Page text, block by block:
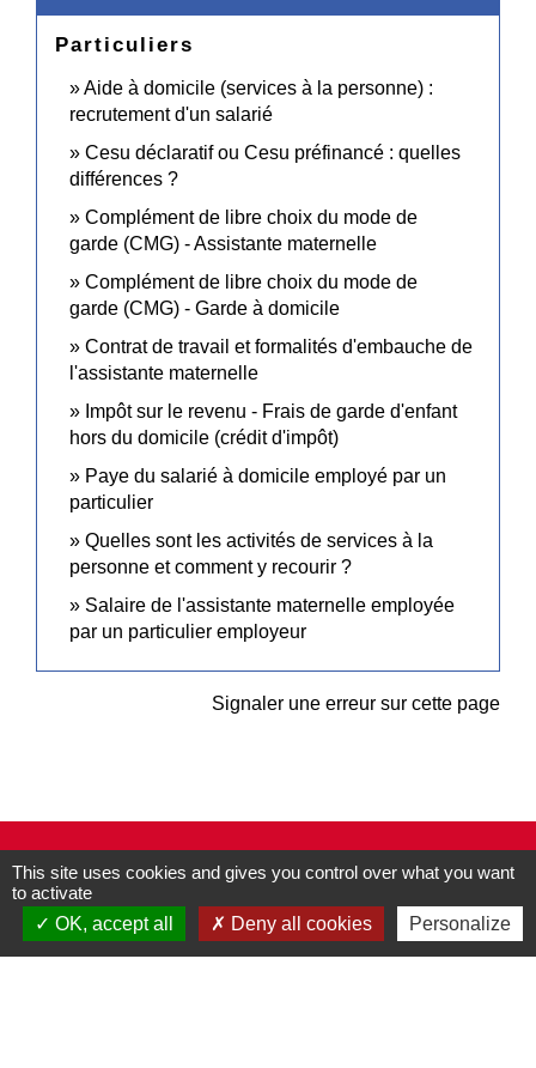
Particuliers
Aide à domicile (services à la personne) :
recrutement d'un salarié
Cesu déclaratif ou Cesu préfinancé : quelles
différences ?
Complément de libre choix du mode de
garde (CMG) - Assistante maternelle
Complément de libre choix du mode de
garde (CMG) - Garde à domicile
Contrat de travail et formalités d'embauche de
l'assistante maternelle
Impôt sur le revenu - Frais de garde d'enfant
hors du domicile (crédit d'impôt)
Paye du salarié à domicile employé par un
particulier
Quelles sont les activités de services à la
personne et comment y recourir ?
Salaire de l'assistante maternelle employée
par un particulier employeur
Signaler une erreur sur cette page
2 rue des Rossignols
27130 Pullay - FRANCE
+33 2 32 32 18 58
This site uses cookies and gives you control over what you want
to activate
OK, accept all
Deny all cookies Personalize